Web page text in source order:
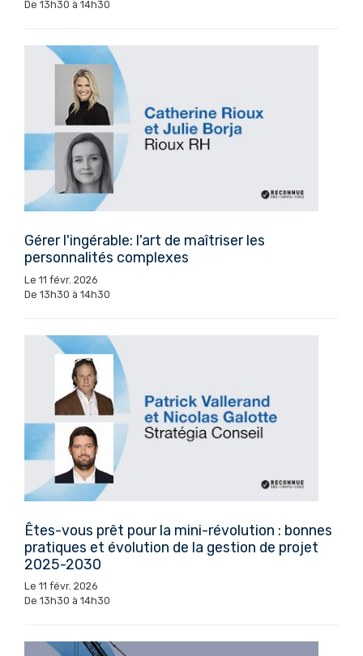
De 13h30 à 14h30
Gérer l'ingérable: l'art de maîtriser les
personnalités complexes
Le 11 févr. 2026
De 13h30 à 14h30
Êtes-vous prêt pour la mini-révolution : bonnes
pratiques et évolution de la gestion de projet
2025-2030
Le 11 févr. 2026
De 13h30 à 14h30